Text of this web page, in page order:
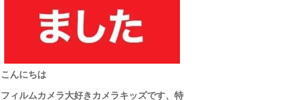
こんにちは
フィルムカメラ大好きカメラキッズです、特